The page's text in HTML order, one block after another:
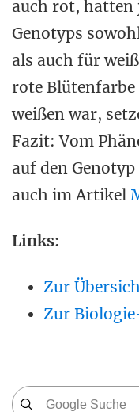
auch rot, hatten
Genotyps
als auch für
rote
weißen war,
Fazit: Vom
auf den
auch im Artikel
Links:
Zur
Zur